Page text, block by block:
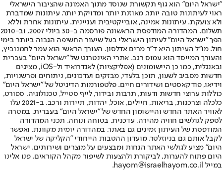
"ישראל היום" הוא גוף תקשורת שנוסד מתוך האמונה שהציבור הישראלי
ראוי לעיתונות טובה יותר, מאוזנת יותר ומדויקת יותר. עיתונות שמדברת
ולא צועקת. עיתונות אמינה, אובייקטיבית ועניינית. עיתונות אחרת וללא
תשלום. המהדורה המודפסת הראשונה פורסמה ב-30 ביולי 2007, וב-2010
הפך "ישראל היום" לעיתון הישראלי בעל שיעור החשיפה הגבוה ביותר בימי
חול. מו"ל העיתון היא ד"ר מרים אדלסון. העורך הראשי הוא עמר לחמנוביץ,
והעורך המייסד הוא עמוס רגב. אתרי האינטרנט של "ישראל היום" בעברית
ובאנגלית, כמו כן היישומונים (אפליקציות) לאנדרואיד ול-iOS, מציגים
חדשות מסביב לשעון, תוכן בלעדי, מבזקים ועדכונים, ניתוחים ופרשנויות,
וידיאו, פודקאסטים ושידורים חיים. פלטפורמות הדיגיטל של "ישראל היום"
כוללות ערוצי חדשות ודעות, תרבות ובידור, לייף סטייל, טכנולוגיה, ספורט,
כלכלה וצרכנות, בריאות, חיילים, אוכל, יהדות, תיירות ורכב. ב-2021 עלו
לאוויר האתר החדש והיישומון החדש של "ישראל היום" בעברית, במטרה
לספק לגולשים חוויה מהירה, עדכנית, בטוחה ונוחה. תכני המהדורה
המודפסת של העיתון זמינים גם באתר, במהדורה יומית מקוונת, ואפשר
לקבל אותם גם בניוזלטר. מועדון ההטבות הייחודי "הקליקה של ישראל
היום" מציע לגולשי האתר הנחות ומבצעים על מוצרים ושירותים. ישראל
היום פתוח להערות, לביקורת ולהצעות לשיפור מקהל הקוראים. פנו אלינו
במייל hayom@israelhayom.co.il.